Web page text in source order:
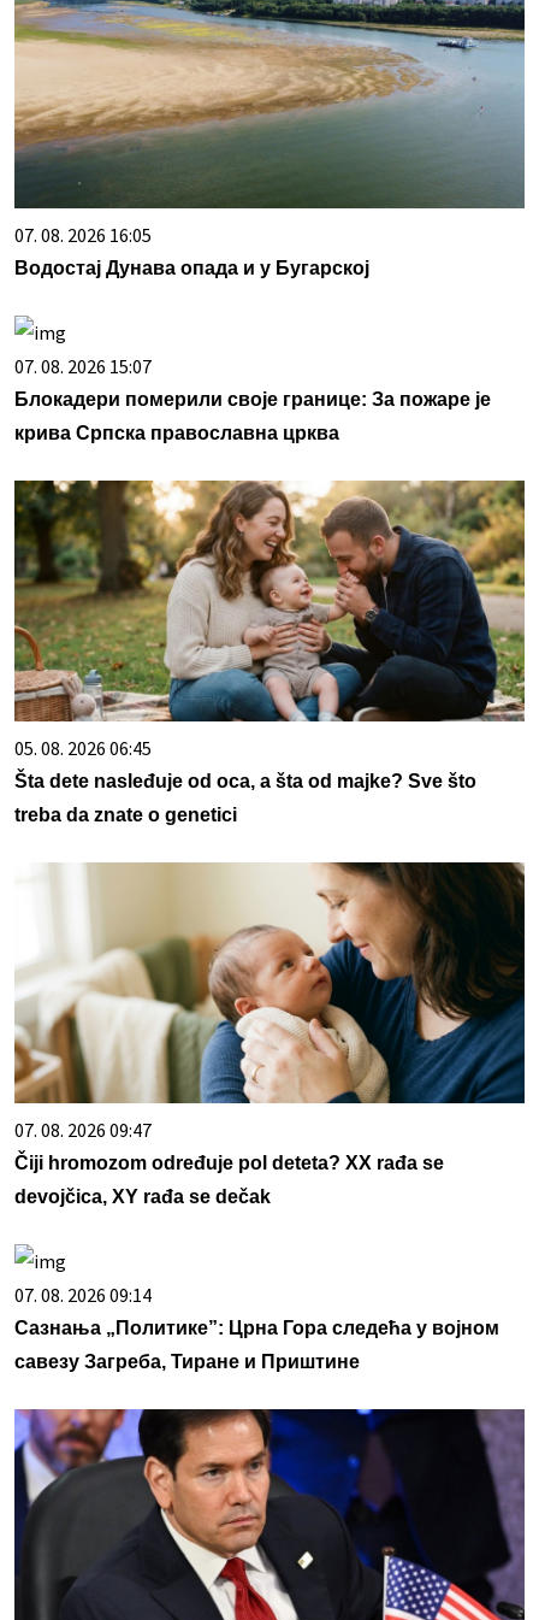
07. 08. 2026 16:05
Водостај Дунава опада и у Бугарској
07. 08. 2026 15:07
Блокадери померили своје границе: За пожаре је
крива Српска православна црква
05. 08. 2026 06:45
Šta dete nasleđuje od oca, a šta od majke? Sve što
treba da znate o genetici
07. 08. 2026 09:47
Čiji hromozom određuje pol deteta? XX rađa se
devojčica, XY rađa se dečak
07. 08. 2026 09:14
Сазнања „Политике”: Црна Гора следећа у војном
савезу Загреба, Тиране и Приштине